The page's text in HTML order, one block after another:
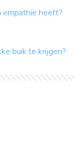
empathie heeft?
buik te krijgen?